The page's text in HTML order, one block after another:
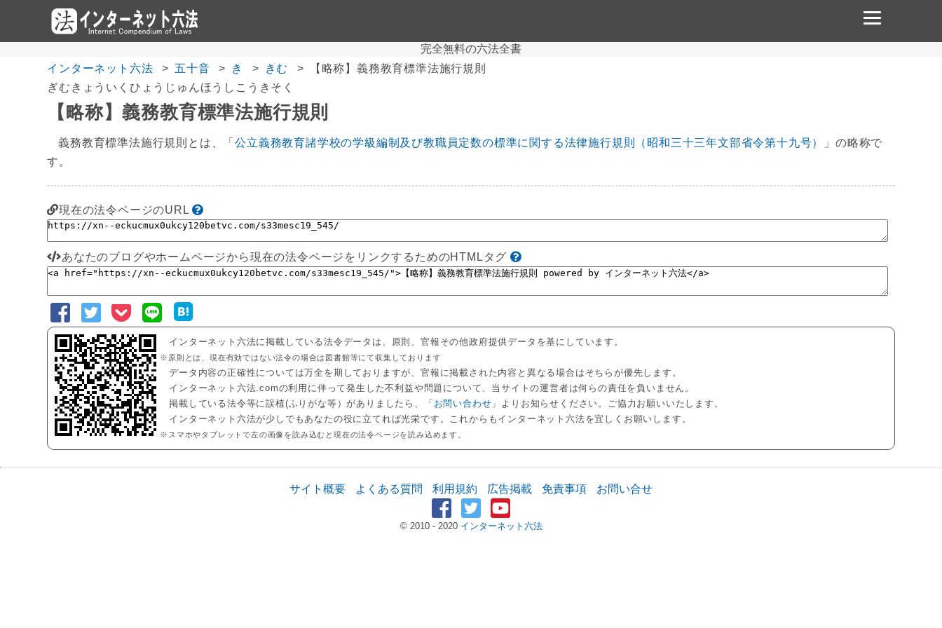
完全無料の六法全書
インターネット六法
五十音 き きむ
【略称】義務教育標準法施行規則
ぎむきょういくひょうじゅんほうしこうきそく
【略称】義務教育標準法施行規則
義務教育標準法施行規則とは、「公立義務教育諸学校の学級編制及び教職員定数の標準に関する法律施行規則（昭和三十三年文部省令第十九号）
」の略称で
す。
現在の法令ページのURL
あなたのブログやホームページから現在の法令ページをリンクするためのHTMLタグ
インターネット六法に掲載している法令データは、原則、官報その他政府提供データを基にしています。
※原則とは、現在有効ではない法令の場合は図書館等にて収集しております
データ内容の正確性については万全を期しておりますが、官報に掲載された内容と異なる場合はそちらが優先します。
インターネット六法.comの利用に伴って発生した不利益や問題について、当サイトの運営者は何らの責任を負いません。
掲載している法令等に誤植(ふりがな等）がありましたら、「 お問い合わせ 」よりお知らせください。ご協力お願いいたします。
インターネット六法が少しでもあなたの役に立てれば光栄です。これからもインターネット六法を宜しくお願いします。
※スマホやタブレットで左の画像を読み込むと現在の法令ページを読み込めます。
サイト概要 よくある質問 利用規約 広告掲載 免責事項 お問い合せ
© 2010 - 2020 インターネット六法